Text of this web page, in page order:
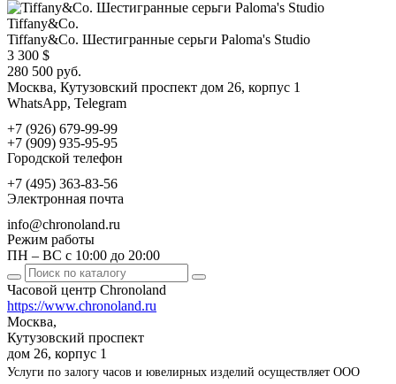
Tiffany&Co.
Tiffany&Co. Шестигранные серьги Paloma's Studio
3 300 $
280 500 руб.
Москва, Кутузовский проспект дом 26, корпус 1
WhatsApp, Telegram
+7 (926) 679-99-99
+7 (909) 935-95-95
Городской телефон
+7 (495) 363-83-56
Электронная почта
info@chronoland.ru
Режим работы
ПН – ВС с 10:00 до 20:00
Часовой центр Chronoland
https://www.chronoland.ru
Москва,
Кутузовский проспект
дом 26, корпус 1
Услуги по залогу часов и ювелирных изделий осуществляет ООО